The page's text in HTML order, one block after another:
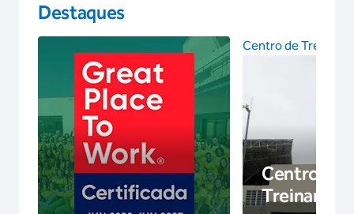
Destaques
Centro de
Centro de